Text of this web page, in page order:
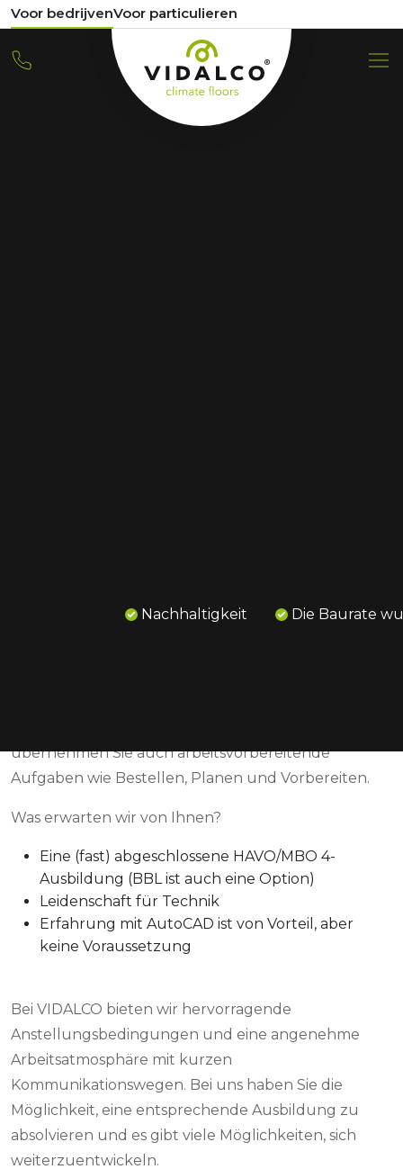
Voor bedrijvenVoor particulieren
Nachhaltigkeit Die Baurate
arbeiten Sie in einem dynamischen Umfeld, in dem
übernehmen Sie auch arbeitsvorbereitende
Aufgaben wie Bestellen, Planen und Vorbereiten.
Was erwarten wir von Ihnen?
Eine (fast) abgeschlossene HAVO/MBO 4-
Ausbildung (BBL ist auch eine Option)
Leidenschaft für Technik
Erfahrung mit AutoCAD ist von Vorteil, aber
keine Voraussetzung
Bei VIDALCO bieten wir hervorragende
Anstellungsbedingungen und eine angenehme
Arbeitsatmosphäre mit kurzen
Kommunikationswegen. Bei uns haben Sie die
Möglichkeit, eine entsprechende Ausbildung zu
absolvieren und es gibt viele Möglichkeiten, sich
weiterzuentwickeln.